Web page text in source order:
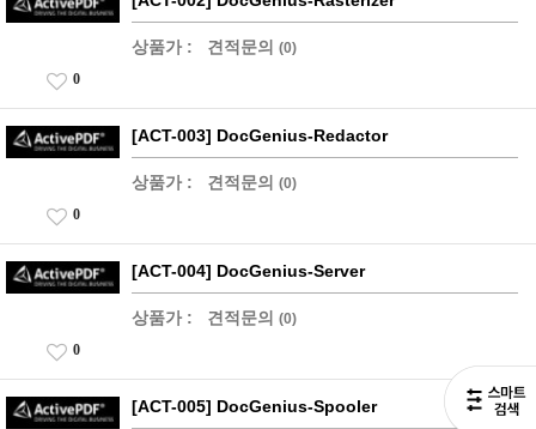
상품가 : 견적문의 (0)
0
[ACT-003] DocGenius-Redactor
상품가 : 견적문의 (0)
0
[ACT-004] DocGenius-Server
상품가 : 견적문의 (0)
0
[ACT-005] DocGenius-Spooler